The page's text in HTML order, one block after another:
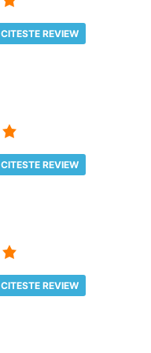
CITESTE REVIEW
CITESTE REVIEW
CITESTE REVIEW